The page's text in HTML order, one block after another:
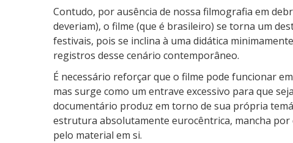
Contudo, por ausência de nossa filmografia em
deveriam), o filme (que é brasileiro) se torna um
festivais, pois se inclina à uma didática
registros desse cenário contemporâneo.
É necessário reforçar que o filme pode funcionar
mas surge como um entrave excessivo para que
documentário produz em torno de sua própria
estrutura absolutamente eurocêntrica, mancha
pelo material em si.